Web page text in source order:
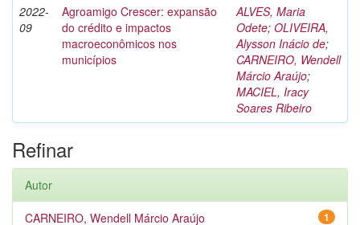
2022-
09
Agroamigo Crescer: expansão
do crédito e impactos
macroeconômicos nos
municípios
ALVES, Maria
Odete; OLIVEIRA,
Alysson Inácio de;
CARNEIRO, Wendell
Márcio Araújo;
MACIEL, Iracy
Soares Ribeiro
Refinar
Autor
1
CARNEIRO, Wendell Márcio Araújo